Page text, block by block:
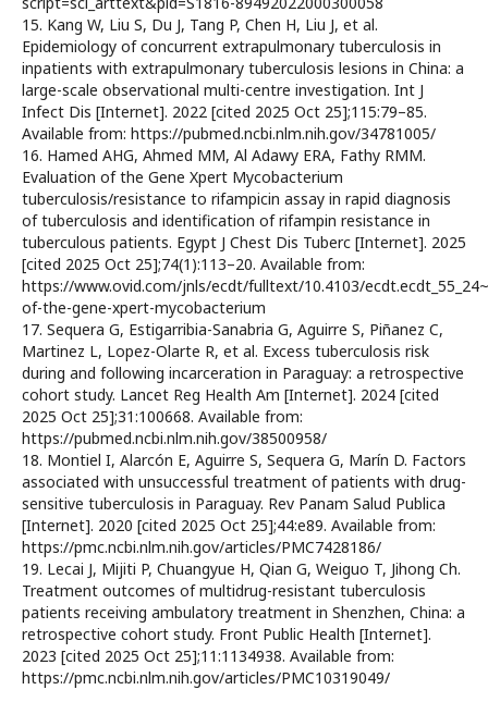
15. Kang W, Liu S, Du J, Tang P, Chen H, Liu J, et al.
Epidemiology of concurrent extrapulmonary tuberculosis in
inpatients with extrapulmonary tuberculosis lesions in China: a
large-scale observational multi-centre investigation. Int J
Infect Dis [Internet]. 2022 [cited 2025 Oct 25];115:79–85.
Available from: https://pubmed.ncbi.nlm.nih.gov/34781005/
16. Hamed AHG, Ahmed MM, Al Adawy ERA, Fathy RMM.
Evaluation of the Gene Xpert Mycobacterium
tuberculosis/resistance to rifampicin assay in rapid diagnosis
of tuberculosis and identification of rifampin resistance in
tuberculous patients. Egypt J Chest Dis Tuberc [Internet]. 2025
[cited 2025 Oct 25];74(1):113–20. Available from:
https://www.ovid.com/jnls/ecdt/fulltext/10.4103/
of-the-gene-xpert-mycobacterium
17. Sequera G, Estigarribia-Sanabria G, Aguirre S, Piñanez C,
Martinez L, Lopez-Olarte R, et al. Excess tuberculosis risk
during and following incarceration in Paraguay: a retrospective
cohort study. Lancet Reg Health Am [Internet]. 2024 [cited
2025 Oct 25];31:100668. Available from:
https://pubmed.ncbi.nlm.nih.gov/38500958/
18. Montiel I, Alarcón E, Aguirre S, Sequera G, Marín D. Factors
associated with unsuccessful treatment of patients with drug-
sensitive tuberculosis in Paraguay. Rev Panam Salud Publica
[Internet]. 2020 [cited 2025 Oct 25];44:e89. Available from:
https://pmc.ncbi.nlm.nih.gov/articles/PMC7428186/
19. Lecai J, Mijiti P, Chuangyue H, Qian G, Weiguo T, Jihong Ch.
Treatment outcomes of multidrug-resistant tuberculosis
patients receiving ambulatory treatment in Shenzhen, China: a
retrospective cohort study. Front Public Health [Internet].
2023 [cited 2025 Oct 25];11:1134938. Available from:
https://pmc.ncbi.nlm.nih.gov/articles/PMC10319049/